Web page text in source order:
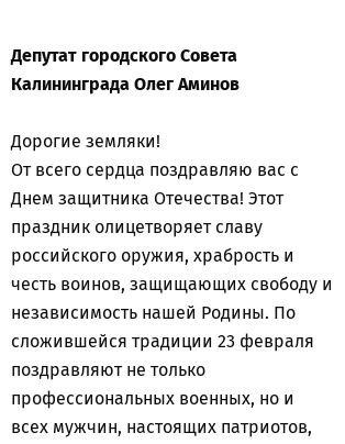
Депутат городского Совета
Калининграда Олег Аминов
Дорогие земляки!
От всего сердца поздравляю вас с
Днем защитника Отечества! Этот
праздник олицетворяет славу
российского оружия, храбрость и
честь воинов, защищающих свободу и
независимость нашей Родины. По
сложившейся традиции 23 февраля
поздравляют не только
профессиональных военных, но и
всех мужчин, настоящих патриотов,